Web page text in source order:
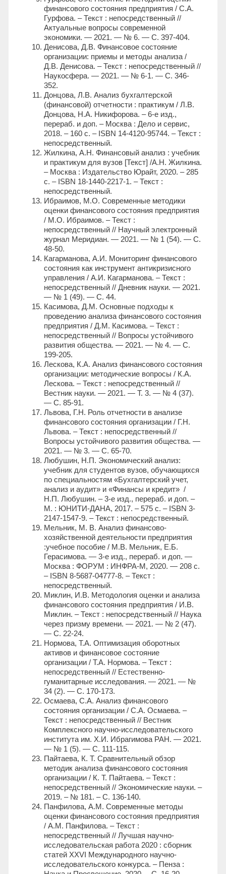
финансового состояния предприятия / С.А.
Гурфова. – Текст : непосредственный //
Актуальные вопросы современной
экономики. — 2021. — № 6. — С. 397-404.
Денисова, Д.В. Финансовое состояние
организации: приемы и методы анализа /
Д.В. Денисова. – Текст : непосредственный //
Наукосфера. — 2021. — № 6-1. — С. 346-
352.
Донцова, Л.В. Анализ бухгалтерской
(финансовой) отчетности : практикум / Л.В.
Донцова, Н.А. Никифорова. – 6-е изд.,
перераб. и доп. – Москва : Дело и сервис,
2018. – 160 с. – ISBN 14-4120-95744. – Текст :
непосредственный.
Жилкина, А.Н. Финансовый анализ : учебник
и практикум для вузов [Текст] /А.Н. Жилкина.
– Москва : Издательство Юрайт, 2020. – 285
с. – ISBN 18-1440-2217-1. – Текст :
непосредственный.
Ибраимов, М.О. Современные методики
оценки финансового состояния предприятия
/ М.О. Ибраимов. – Текст :
непосредственный // Научный электронный
журнал Меридиан. — 2021. — № 1 (54). — С.
48-50.
Кагарманова, А.И. Мониторинг финансового
состояния как инструмент антикризисного
управления / А.И. Кагарманова. – Текст :
непосредственный // Дневник науки. — 2021.
— № 1 (49). — С. 44.
Касимова, Д.М. Основные подходы к
проведению анализа финансового состояния
предприятия / Д.М. Касимова. – Текст :
непосредственный // Вопросы устойчивого
развития общества. — 2021. — № 4. — С.
199-205.
Лескова, К.А. Анализ финансового состояния
организации: методические вопросы / К.А.
Лескова. – Текст : непосредственный //
Вестник науки. — 2021. — Т. 3. — № 4 (37).
— С. 85-91.
Львова, Г.Н. Роль отчетности в анализе
финансового состояния организации / Г.Н.
Львова. – Текст : непосредственный //
Вопросы устойчивого развития общества. —
2021. — № 3. — С. 65-70.
Любушин, Н.П. Экономический анализ:
учебник для студентов вузов, обучающихся
по специальностям «Бухгалтерский учет,
анализ и аудит» и «Финансы и кредит» /
Н.П. Любушин. – 3-е изд., перераб. и доп. –
М. : ЮНИТИ-ДАНА, 2017. – 575 с. – ISBN 3-
2147-1547-9. – Текст : непосредственный.
Мельник, М. В. Анализ финансово-
хозяйственной деятельности предприятия
:учебное пособие / М.В. Мельник, Е.Б.
Герасимова. — 3-е изд., перераб. и доп. —
Москва : ФОРУМ : ИНФРА-М, 2020. — 208 с.
– ISBN 8-5687-04777-8. – Текст :
непосредственный.
Миклин, И.В. Методология оценки и анализа
финансового состояния предприятия / И.В.
Миклин. – Текст : непосредственный // Наука
через призму времени. — 2021. — № 2 (47).
— С. 22-24.
Нормова, Т.А. Оптимизация оборотных
активов и финансовое состояние
организации / Т.А. Нормова. – Текст :
непосредственный // Естественно-
гуманитарные исследования. — 2021. — №
34 (2). — С. 170-173.
Осмаева, С.А. Анализ финансового
состояния организации / С.А. Осмаева. –
Текст : непосредственный // Вестник
Комплексного научно-исследовательского
института им. Х.И. Ибрагимова РАН. — 2021.
— № 1 (5). — С. 111-115.
Пайтаева, К. Т. Сравнительный обзор
методик анализа финансового состояния
организации / К. Т. Пайтаева. – Текст :
непосредственный // Экономические науки. –
2019. – № 181. – С. 136-140.
Панфилова, А.М. Современные методы
оценки финансового состояния предприятия
/ А.М. Панфилова. – Текст :
непосредственный // Лучшая научно-
исследовательская работа 2020 : сборник
статей XXVI Международного научно-
исследовательского конкурса. – Пенза :